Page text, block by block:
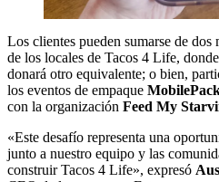
Los clientes pueden sumarse de
de los locales de Tacos 4 Life,
donará otro equivalente; o bien,
los eventos de empaque
con la organización Feed My
«Este desafío representa una
junto a nuestro equipo y las
construir Tacos 4 Life», expresó